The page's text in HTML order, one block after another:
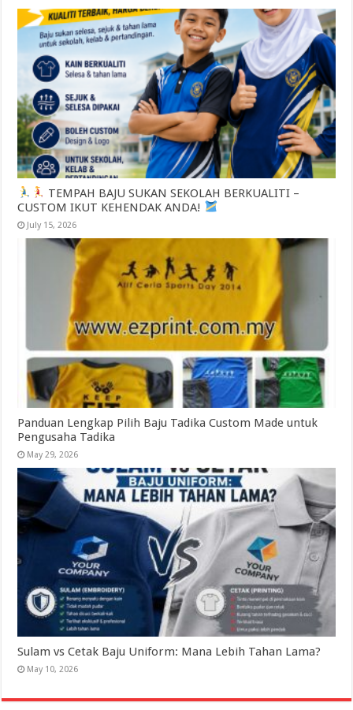
TEMPAH BAJU SUKAN SEKOLAH BERKUALITI –
CUSTOM IKUT KEHENDAK ANDA!
July 15, 2026
Panduan Lengkap Pilih Baju Tadika Custom Made untuk
Pengusaha Tadika
May 29, 2026
Sulam vs Cetak Baju Uniform: Mana Lebih Tahan Lama?
May 10, 2026